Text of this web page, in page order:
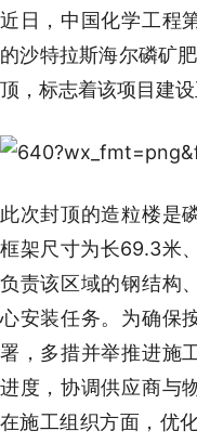
近日，中国化学工程
的沙特拉斯海尔磷矿
顶，标志着该项目建设
此次封顶的造粒楼是
框架尺寸为长69.3米
负责该区域的钢结构
心安装任务。为确保
署，多措并举推进施
进度，协调供应商与
在施工组织方面，优